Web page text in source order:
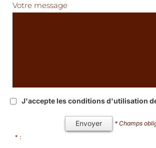
Votre message
J'accepte les conditions d'utilisation
Envoyer * Champs
* :